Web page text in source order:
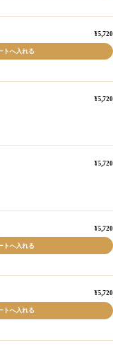
¥5,720
¥5,720
¥5,720
¥5,720
¥5,720